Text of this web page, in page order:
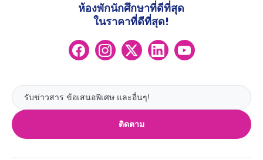
ติดตาม
ห้องพักนักศึกษาที่ดีที่สุด
ในราคาที่ดีที่สุด!